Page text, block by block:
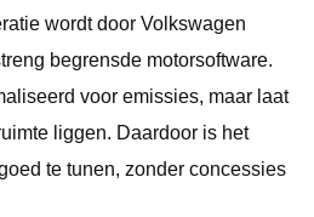
wordt door Volkswagen
begrensde motorsoftware.
voor emissies, maar laat
liggen. Daardoor is het
te tunen, zonder concessies